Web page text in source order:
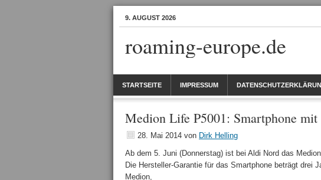
9. AUGUST 2026
roaming-europe.de
STARTSEITE IMPRESSUM
Medion Life P5001: Smartphone
28. Mai 2014 von Dirk Helling
Ab dem 5. Juni (Donnerstag) ist bei Aldi Nord das
Die Hersteller-Garantie für das Smartphone beträgt drei
Medion,